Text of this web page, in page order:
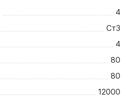
4
Ст3
4
80
80
12000